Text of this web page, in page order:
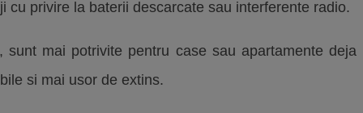
privire la baterii descarcate sau interferente radio.
mai potrivite pentru case sau apartamente deja
si mai usor de extins.